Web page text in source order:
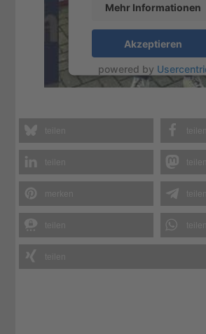
Mehr Informationen
Akzeptieren
powered by
Consent Management